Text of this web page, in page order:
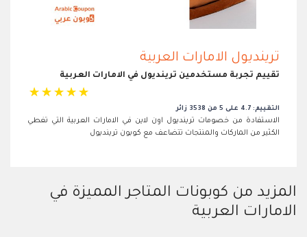
ترينديول الامارات العربية
تقييم تجربة مستخدمين ترينديول في الامارات العربية
☆ ☆ ☆ ☆ ☆
التقييم: 4.7 على 5 من 3538 زائر
الاستفادة من خصومات ترينديول اون لاين في الامارات العربية التي تغطي
الكثير من الماركات والمنتجات تتضاعف مع كوبون ترينديول
المزيد من كوبونات المتاجر المميزة في
الامارات العربية